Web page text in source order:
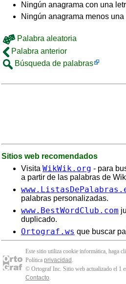
Ningún anagrama con una
Ningún anagrama menos una
Palabra aleatoria
Palabra anterior
Búsqueda de palabras
Sitios web recomendados
Visita WikWik.org - para
a partir de las palabras de
palabras personalizadas.
www.BestWordClub.com
duplicado.
Ortograf.ws que buscar
Este sitio utiliza cookie informática, haga
Política privacidad .
© Ortograf Inc. Sitio web actualizado el 1
Contacto.